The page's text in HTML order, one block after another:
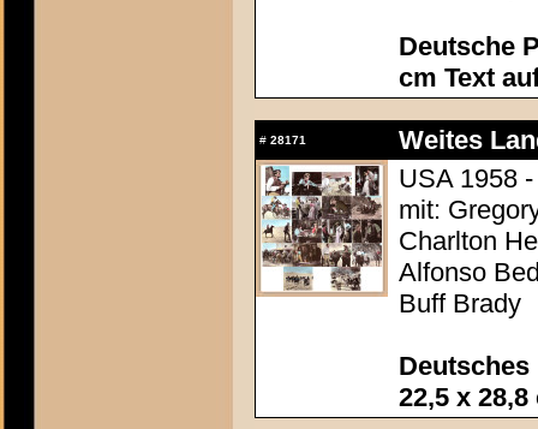
Deutsche
cm Text
# 28171
Weites
USA 1958
mit:
Charlton
Alfonso
Buff Brady
22,5 x 28,8